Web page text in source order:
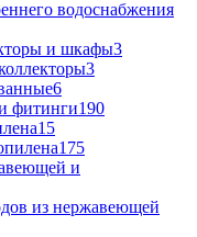
водоснабжения
и шкафы3
3
6
фитинги190
15
175
и
из нержавеющей